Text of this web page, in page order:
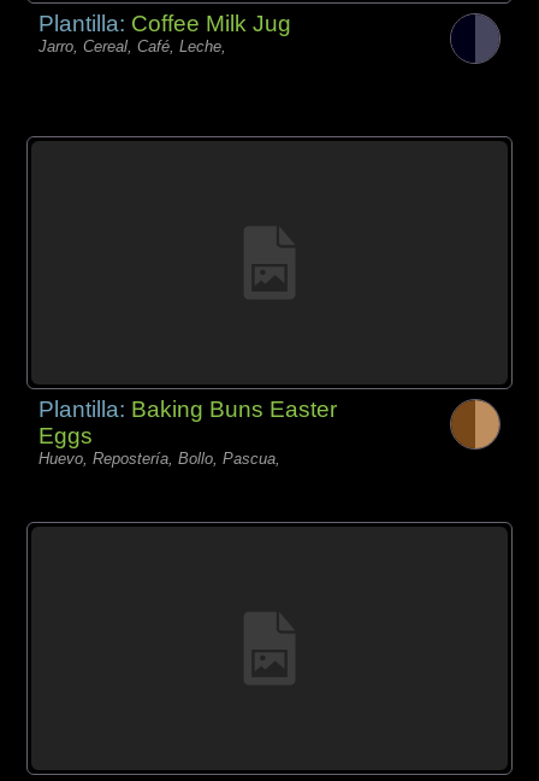
Plantilla: Coffee Milk Jug
Jarro, Cereal, Café, Leche,
Plantilla: Baking Buns Easter
Eggs
Huevo, Repostería, Bollo, Pascua,